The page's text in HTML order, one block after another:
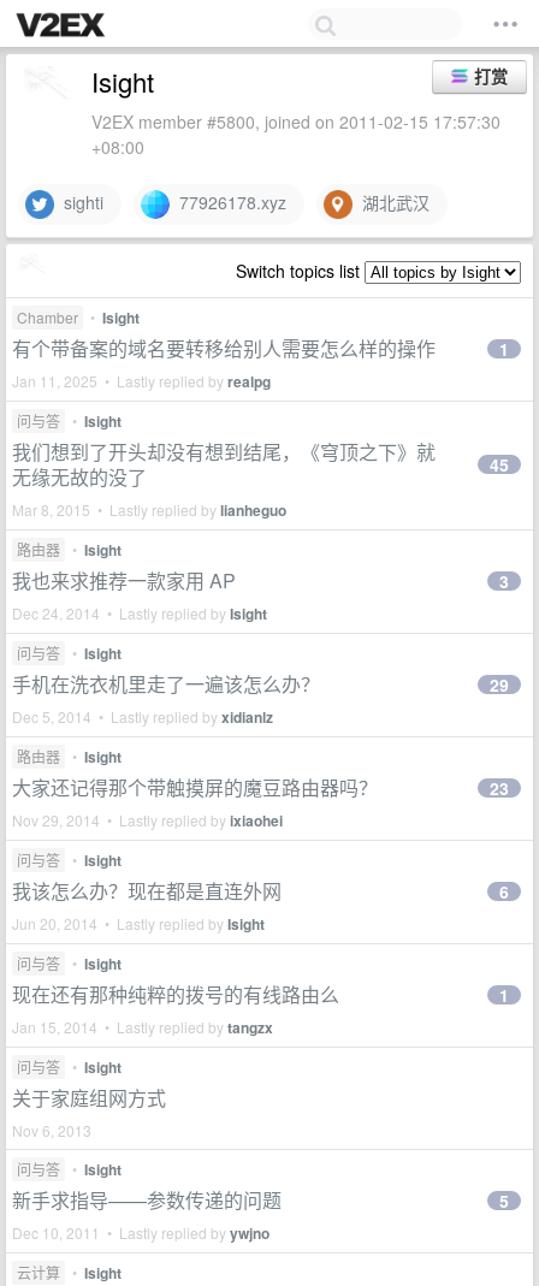
打赏
Isight
V2EX member #5800, joined on 2011-02-15 17:57:30
+08:00
sighti 77926178.xyz 湖北武汉
Switch topics list
Chamber • Isight
有个带备案的域名要转移给别人需要怎么样的操作
Jan 11, 2025 • Lastly replied byrealpg
1
问与答 • Isight
我们想到了开头却没有想到结尾，《穹顶之下》就
无缘无故的没了
Mar 8, 2015 • Lastly replied bylianheguo
45
路由器 • Isight
我也来求推荐一款家用 AP
Dec 24, 2014 • Lastly replied byIsight
3
问与答 • Isight
手机在洗衣机里走了一遍该怎么办？
Dec 5, 2014 • Lastly replied byxidianlz
29
路由器 • Isight
大家还记得那个带触摸屏的魔豆路由器吗？
Nov 29, 2014 • Lastly replied byixiaohei
23
问与答 • Isight
我该怎么办？现在都是直连外网
Jun 20, 2014 • Lastly replied byIsight
6
问与答 • Isight
现在还有那种纯粹的拨号的有线路由么
Jan 15, 2014 • Lastly replied bytangzx
1
问与答 • Isight
关于家庭组网方式
Nov 6, 2013
问与答
• Isight
新手求指导——参数传递的问题
Dec 10, 2011 • Lastly replied byywjno
5
云计算 • Isight